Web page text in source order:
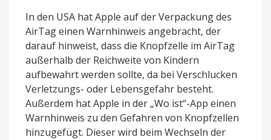
In den USA hat Apple auf der Verpackung des
‌AirTag‌ einen Warnhinweis angebracht, der
darauf hinweist, dass die Knopfzelle im ‌AirTag‌
außerhalb der Reichweite von Kindern
aufbewahrt werden sollte, da bei Verschlucken
Verletzungs- oder Lebensgefahr besteht.
Außerdem hat Apple in der „Wo ist“-App einen
Warnhinweis zu den Gefahren von Knopfzellen
hinzugefügt. Dieser wird beim Wechseln der